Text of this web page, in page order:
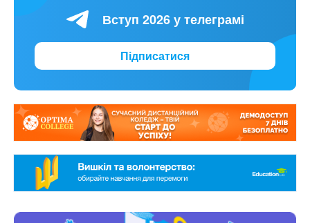
Вступ 2026 у телеграмі
Підписатися